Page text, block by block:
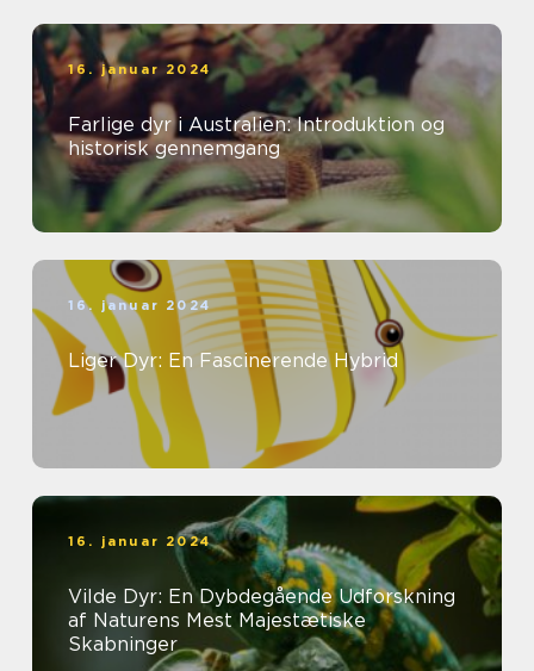
16. januar 2024
Farlige dyr i Australien: Introduktion og
historisk gennemgang
16. januar 2024
Liger Dyr: En Fascinerende Hybrid
16. januar 2024
Vilde Dyr: En Dybdegående Udforskning
af Naturens Mest Majestætiske
Skabninger